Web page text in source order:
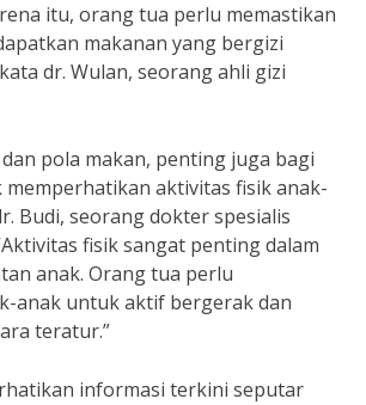
itu, orang tua perlu memastikan
makanan yang bergizi
dr. Wulan, seorang ahli gizi
pola makan, penting juga bagi
aktivitas fisik anak-
Budi, seorang dokter spesialis
fisik sangat penting dalam
anak. Orang tua perlu
anak untuk aktif bergerak dan
teratur.”
informasi terkini seputar